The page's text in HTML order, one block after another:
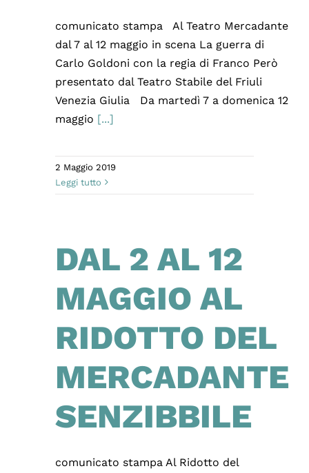
comunicato stampa Al Teatro Mercadante
dal 7 al 12 maggio in scena La guerra di
Carlo Goldoni con la regia di Franco Però
presentato dal Teatro Stabile del Friuli
Venezia Giulia Da martedì 7 a domenica 12
maggio [...]
2 Maggio 2019
Leggi tutto
DAL 2 AL 12
MAGGIO AL
RIDOTTO DEL
MERCADANTE
SENZIBBILE
comunicato stampa Al Ridotto del